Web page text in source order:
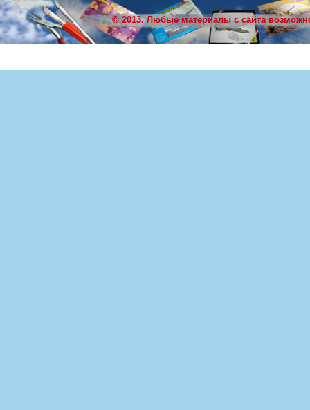
© 2013. Любые материалы с сайта